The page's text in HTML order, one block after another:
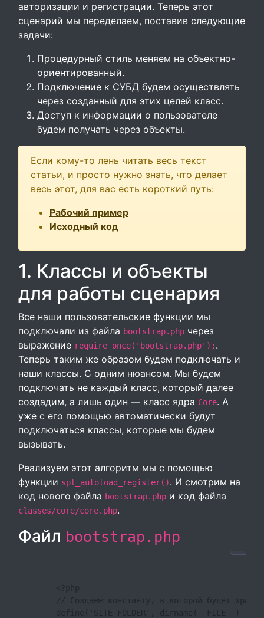
авторизации и регистрации. Теперь этот
сценарий мы переделаем, поставив следующие
задачи:
Процедурный стиль меняем на объектно-
ориентированный.
Подключение к СУБД будем осуществлять
через созданный для этих целей класс.
Доступ к информации о пользователе
будем получать через объекты.
Если кому-то лень читать весь текст
статьи, и просто нужно знать, что делает
весь этот, для вас есть короткий путь:
Рабочий пример
Исходный код
1. Классы и объекты
для работы сценария
Все наши пользовательские функции мы
подключали из файла bootstrap.php через
выражение require_once('bootstrap.php');.
Теперь таким же образом будем подключать и
наши классы. С одним нюансом. Мы будем
подключать не каждый класс, который далее
создадим, а лишь один — класс ядра Core. А
уже с его помощью автоматически будут
подключаться классы, которые мы будем
вызывать.
Реализуем этот алгоритм мы с помощью
функции spl_autoload_register(). И смотрим на
код нового файла bootstrap.php и код файла
classes/core/core.php.
Файл bootstrap.php
        <?php
// Создаем константу, в которой будет
define('SITE_FOLDER', dirname(__FILE__) .